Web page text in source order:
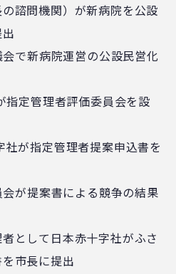
関）が新病院を公設
で新病院運営の公設民営化
定管理者評価委員会を設
管理者提案申込書を
が提案書による競争の結果
日本赤十字社がふさ
市長に提出